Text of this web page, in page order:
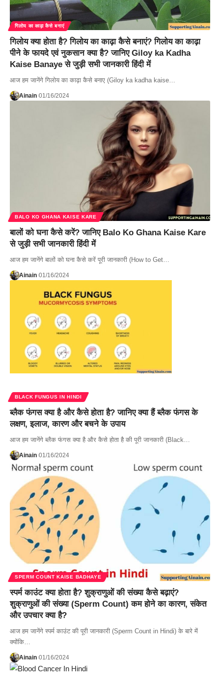
गिलोय का काढ़ा कैसे बनाएं
गिलोय क्या होता है? गिलोय का काढ़ा कैसे बनाएं? गिलोय का काढ़ा
पीने के फायदे एवं नुकसान क्या है? जानिए Giloy ka Kadha
Kaise Banaye से जुड़ी सभी जानकारी हिंदी में
आज हम जानेंगे गिलोय का काढ़ा कैसे बनाए (Giloy ka kadha kaise…
Ainain 01/16/2024
BALO KO GHANA KAISE KARE
बालों को घना कैसे करें? जानिए Balo Ko Ghana Kaise Kare
से जुड़ी सभी जानकारी हिंदी में
आज हम जानेंगे बालों को घना कैसे करें पूरी जानकारी (How to Get…
Ainain 01/16/2024
BLACK FUNGUS IN HINDI
ब्लैक फंगस क्या है और कैसे होता है? जानिए क्या हैं ब्लैक फंगस के
लक्षण, इलाज, कारण और बचने के उपाय
आज हम जानेंगे ब्लैक फंगस क्या है और कैसे होता है की पूरी जानकारी (Black…
Ainain 01/16/2024
SPERM COUNT KAISE BADHAYE
स्पर्म काउंट क्या होता है? शुक्राणुओं की संख्या कैसे बढ़ाएं?
शुक्राणुओं की संख्या (Sperm Count) कम होने का कारण, संकेत
और उपचार क्या है?
आज हम जानेंगे स्पर्म काउंट की पूरी जानकारी (Sperm Count in Hindi) के बारे में
क्योंकि…
Ainain 01/16/2024